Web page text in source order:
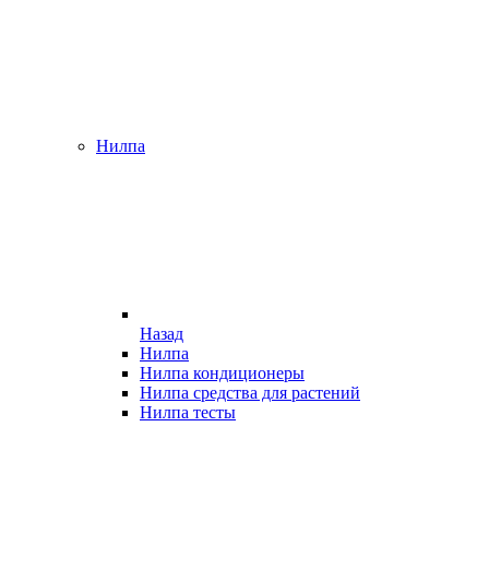
Нилпа
Назад
Нилпа
Нилпа кондиционеры
Нилпа средства для растений
Нилпа тесты